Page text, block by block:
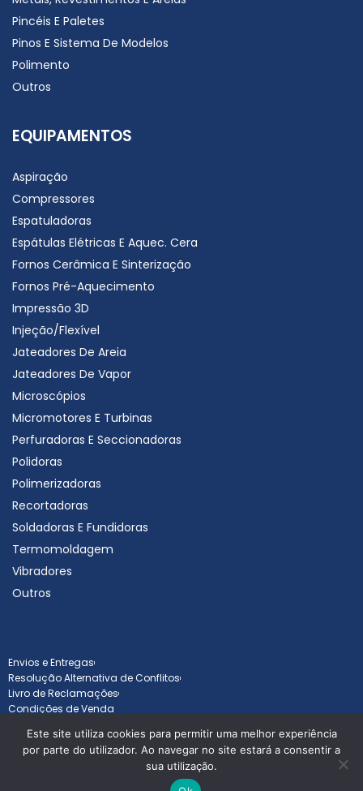
Pincéis E Paletes
Pinos E Sistema De Modelos
Polimento
Outros
EQUIPAMENTOS
Aspiração
Compressores
Espatuladoras
Espátulas Elétricas E Aquec. Cera
Fornos Cerâmica E Sinterização
Fornos Pré-Aquecimento
Impressão 3D
Injeção/Flexível
Jateadores De Areia
Jateadores De Vapor
Microscópios
Micromotores E Turbinas
Perfuradoras E Seccionadoras
Polidoras
Polimerizadoras
Recortadoras
Soldadoras E Fundidoras
Termomoldagem
Vibradores
Outros
Envios e Entregas
Resolução Alternativa de Conflitos
Livro de Reclamações
Condições de Venda
Todos os direitos reservados © Goldentav 2025 - Desenvolvido por
Este site utiliza cookies para permitir uma melhor experiência
por parte do utilizador. Ao navegar no site estará a consentir a
sua utilização.